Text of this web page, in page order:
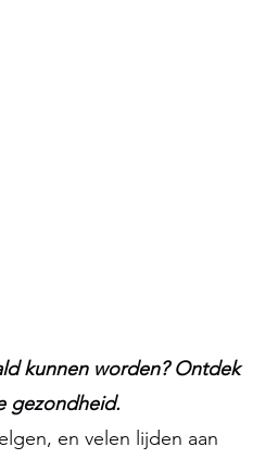
kunnen worden? Ontdek
gezondheid.
en velen lijden aan